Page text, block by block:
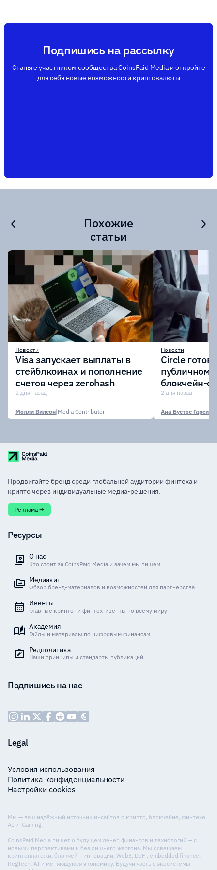
Подпишись на рассылку
Станьте участником сообщества CoinsPaid Media и откройте
для себя новые возможности криптовалюты
Похожие
статьи
Новости
Visa запускает выплаты в
стейблкоинах и пополнение
счетов через zerohash
2 дня назад
Молли Вилсон|Media Contributor
Новости
Circle
публичному
блокчейн-
участии
2 дня назад
Ана Бустос Гарсия
Продвигайте бренд среди глобальной аудитории финтеха и
крипто через индивидуальные медиа-решения.
Реклама →
Ресурсы
О нас
Кто стоит за CoinsPaid Media и зачем мы пишем
Медиакит
Обзор бренд-материалов и возможностей для партнёрства
Ивенты
Главные крипто- и финтех-ивенты по всему миру
Академия
Гайды и материалы по цифровым финансам
Редполитика
Наши принципы и стандарты публикаций
Подпишись на нас
Legal
Условия использования
Политика конфиденциальности
Настройки cookies
Мы — ваш надёжный источник инсайтов о крипто, блокчейне, финтехе,
AI и iGaming.
CoinsPaid Media пишет о будущем денег, финансов и технологий — с
новыми перспективами и без лишнего жаргона. Мы освещаем
криптоплатежи, блокчейн-инновации, Web3, DeFi, embedded finance,
RegTech, AI и меняющуюся экономику. Будучи частью экосистемы